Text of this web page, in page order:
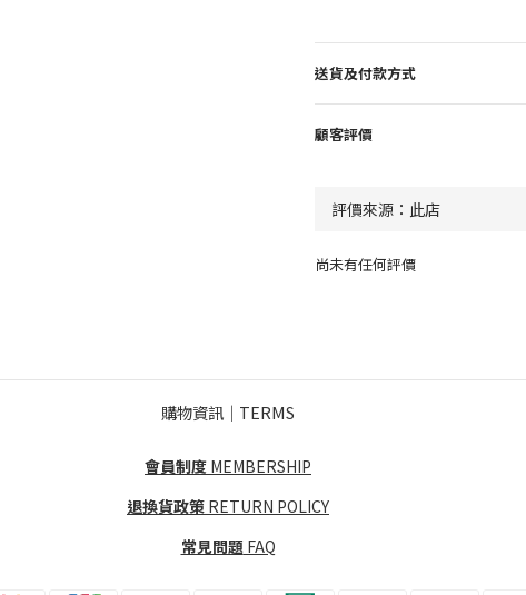
送貨及付款方式
顧客評價
尚未有任何評價
購物資訊｜TERMS
會員制度 MEMBERSHIP
退換貨政策 RETURN POLICY
常見問題FAQ